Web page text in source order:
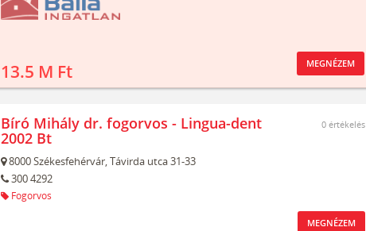
13.5 M Ft MEGNÉZEM
Bíró Mihály dr. fogorvos - Lingua-dent
2002 Bt
8000Székesfehérvár,Távirda utca 31-33
300 4292
Fogorvos
0 értékelés
MEGNÉZEM